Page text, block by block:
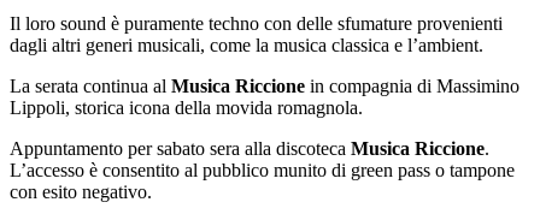
Il loro sound è puramente techno con delle sfumature provenienti
dagli altri generi musicali, come la musica classica e l’ambient.
La serata continua al Musica Riccione in compagnia di Massimino
Lippoli, storica icona della movida romagnola.
Appuntamento per sabato sera alla discoteca Musica Riccione.
L’accesso è consentito al pubblico munito di green pass o tampone
con esito negativo.